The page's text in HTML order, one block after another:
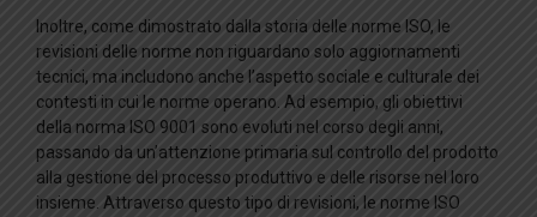
Inoltre, come dimostrato dalla storia delle norme ISO, le
revisioni delle norme non riguardano solo aggiornamenti
tecnici, ma includono anche l’aspetto sociale e culturale dei
contesti in cui le norme operano. Ad esempio, gli obiettivi
della norma ISO 9001 sono evoluti nel corso degli anni,
passando da un’attenzione primaria sul controllo del prodotto
alla gestione del processo produttivo e delle risorse nel loro
insieme. Attraverso questo tipo di revisioni, le norme ISO